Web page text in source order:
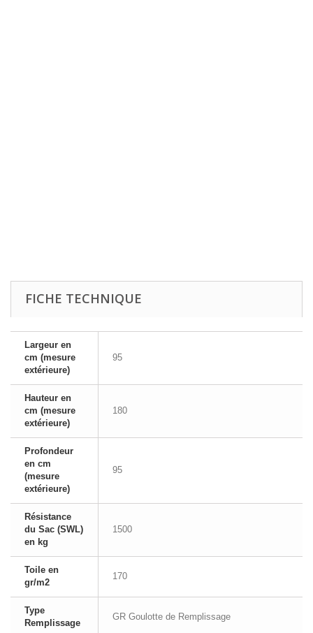
FICHE TECHNIQUE
Largeur en
cm (mesure
extérieure)
95
Hauteur en
cm (mesure
extérieure)
180
Profondeur
en cm
(mesure
extérieure)
95
Résistance
du Sac (SWL)
en kg
1500
Toile en
gr/m2
170
Type
Remplissage
GR Goulotte de Remplissage